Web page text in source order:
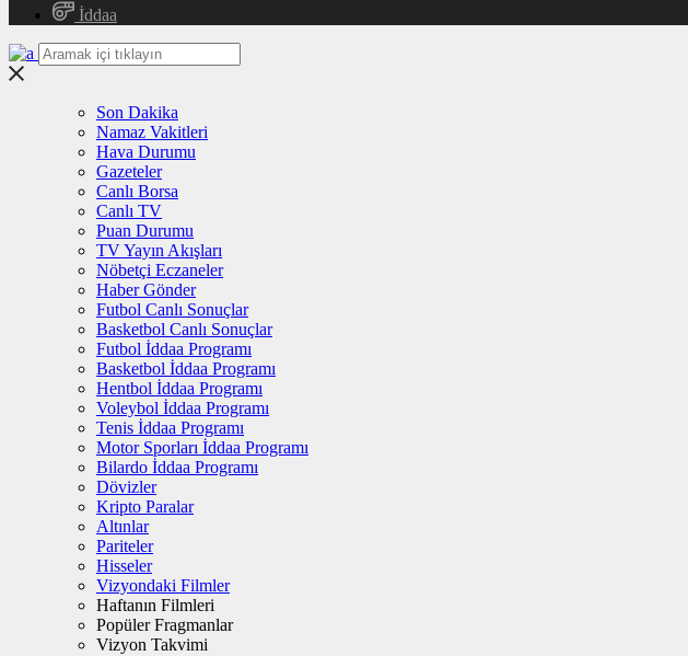
İddaa
Son Dakika
Namaz Vakitleri
Hava Durumu
Gazeteler
Canlı Borsa
Canlı TV
Puan Durumu
TV Yayın Akışları
Nöbetçi Eczaneler
Haber Gönder
Futbol Canlı Sonuçlar
Basketbol Canlı Sonuçlar
Futbol İddaa Programı
Basketbol İddaa Programı
Hentbol İddaa Programı
Voleybol İddaa Programı
Tenis İddaa Programı
Motor Sporları İddaa Programı
Bilardo İddaa Programı
Dövizler
Kripto Paralar
Altınlar
Pariteler
Hisseler
Vizyondaki Filmler
Haftanın Filmleri
Popüler Fragmanlar
Vizyon Takvimi